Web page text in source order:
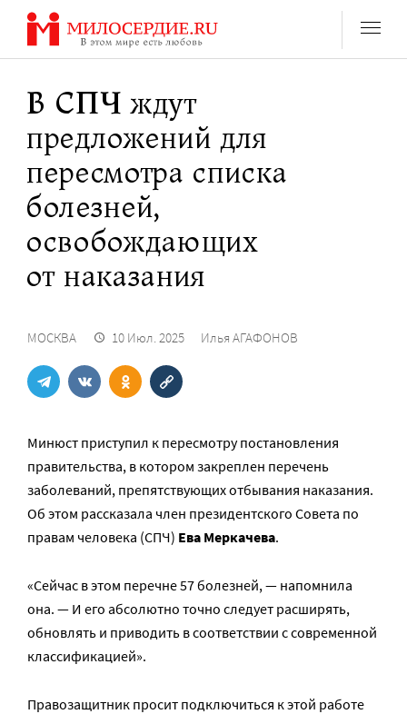
Перейти
содержанию
В СПЧ ждут
предложений для
пересмотра списка
болезней,
освобождающих
от наказания
МОСКВА 10 Июл. 2025 Илья АГАФОНОВ
Минюст приступил к пересмотру постановления
правительства, в котором закреплен перечень
заболеваний, препятствующих отбывания наказания.
Об этом рассказала член президентского Совета по
правам человека (СПЧ) Ева Меркачева.
«Сейчас в этом перечне 57 болезней, — напомнила
она. — И его абсолютно точно следует расширять,
обновлять и приводить в соответствии с современной
классификацией».
Правозащитник просит подключиться к этой работе